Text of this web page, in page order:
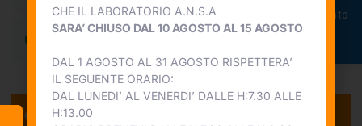
appuntamento
Urgenze
Prenotazioni
Orari
CHE IL LABORATORIO A.N.S.A
SARA’ CHIUSO DAL 10 AGOSTO AL 15 AGOSTO
DAL 1 AGOSTO AL 31 AGOSTO RISPETTERA’
IL SEGUENTE ORARIO:
DAL LUNEDI’ AL VENERDI’ DALLE H:7.30 ALLE
H:13.00